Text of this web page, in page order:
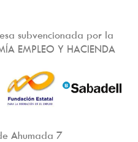
subvencionada por la
EMPLEO Y HACIENDA
Ahumada 7